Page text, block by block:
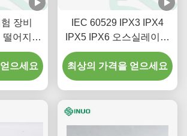
장비
떨어지는
션
으세요
IEC 60529 IPX3 IPX4
IPX5 IPX6 오스실레이션
튜브 빗 스프레이 테스트
장비
최상의 가격을 얻으세요